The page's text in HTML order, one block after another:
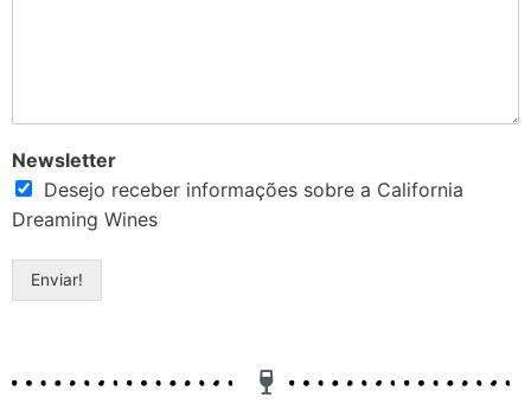
Newsletter
Desejo receber informações sobre a California
Dreaming Wines
Enviar!